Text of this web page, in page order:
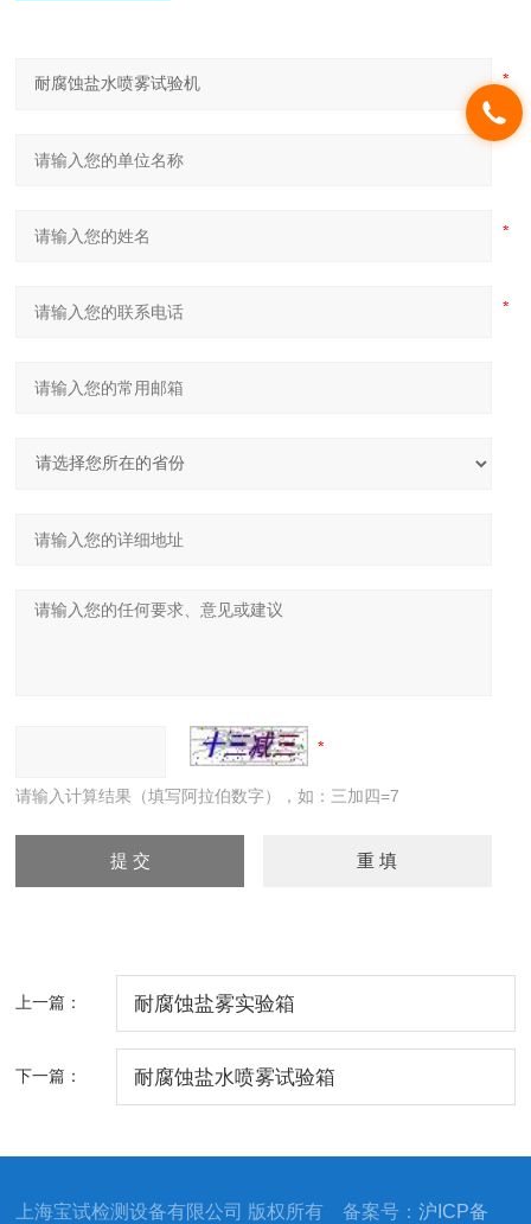
请输入计算结果（填写阿拉伯数字），如：三加四=7
上一篇： 耐腐蚀盐雾实验箱
下一篇： 耐腐蚀盐水喷雾试验箱
上海宝试检测设备有限公司 版权所有 备案号：沪ICP备